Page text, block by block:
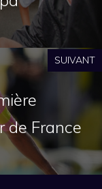
SUIVANT
de France